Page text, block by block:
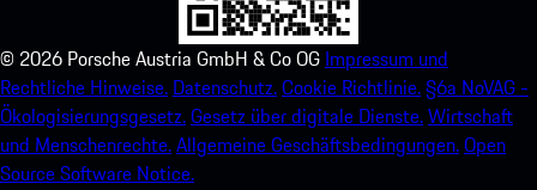
© 2026 Porsche Austria GmbH & Co OG Impressum und
Rechtliche Hinweise. Datenschutz.Cookie Richtlinie.§6a NoVAG -
Ökologisierungsgesetz.Gesetz über digitale Dienste.Wirtschaft
und Menschenrechte.Allgemeine Geschäftsbedingungen.Open
Source Software Notice.